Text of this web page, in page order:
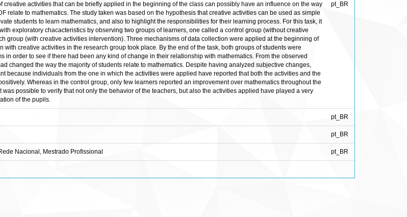
creative activities that can be briefly applied in the beginning of the class can possibly have an influence on the way
relate to mathematics. The study taken was based on the hypothesis that creative activities can be used as simple
students to learn mathematics, and also to highlight the responsibilities for their learning process. For this task, it
exploratory chacacteristics by observing two groups of learners, one called a control group (without creative
group (with creative activities intervention). Three mechanisms of data collection were applied at the beginning of
with creative activities in the research group took place. By the end of the task, both groups of students were
in order to see if there had been any kind of change in their relationship with mathematics. From the observed
changed the way the majority of students relate to mathematics. Despite having analyzed subjective changes,
because individuals from the one in which the activities were applied have reported that both the activities and the
Whereas in the control group, only few learners reported an improvement over mathematics throughout the
possible to verify that not only the behavior of the teachers, but also the activities applied have played a very
of the pupils.
pt_BR
pt_BR
pt_BR
Nacional, Mestrado Profissional pt_BR